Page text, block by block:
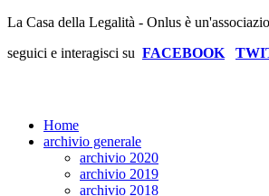
La Casa della Legalità - Onlus è
seguici e interagisci su FACEBOOK
Home
archivio generale
archivio 2020
archivio 2019
archivio 2018